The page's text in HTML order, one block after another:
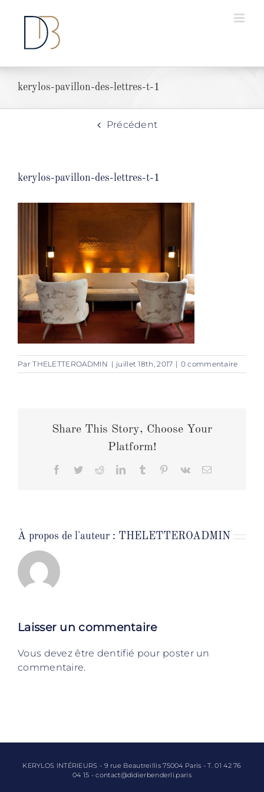
kerylos-pavillon-des-lettres-t-1
Précédent
kerylos-pavillon-des-lettres-t-1
ParTHELETTEROADMIN | juillet 18th, 2017 | 0 commentaire
Share This Story, Choose Your
Platform!
Facebook
TwitterRedditLinkedInTumblr PinterestVk Email
À propos de l'auteur : THELETTEROADMIN
Laisser un commentaire
Vous devez être dentifié pour poster un
commentaire.
KERYLOS INTÉRIEURS - 9 rue Beautreillis 75004 Paris - T. 01 42 76
04 15 - contact@didierbenderli.paris